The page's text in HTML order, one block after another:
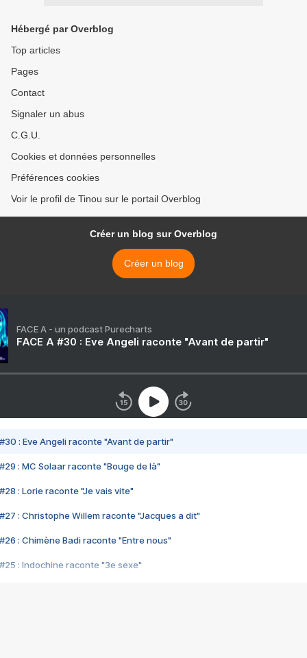
Hébergé par Overblog
Top articles
Pages
Contact
Signaler un abus
C.G.U.
Cookies et données personnelles
Préférences cookies
Voir le profil de Tinou sur le portail Overblog
Créer un blog sur Overblog
Créer un blog
FACE A - un podcast Purecharts
FACE A #30 : Eve Angeli raconte "Avant de partir"
#30 : Eve Angeli raconte "Avant de partir"
#29 : MC Solaar raconte "Bouge de là"
#28 : Lorie raconte "Je vais vite"
#27 : Christophe Willem raconte "Jacques a dit"
#26 : Chimène Badi raconte "Entre nous"
#25 : Indochine raconte "3e sexe"